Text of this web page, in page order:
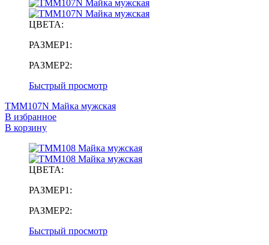
ЦВЕТА:
РАЗМЕР1:
РАЗМЕР2:
Быстрый просмотр
TMM107N Майка мужская
В избранное
В корзину
ЦВЕТА:
РАЗМЕР1:
РАЗМЕР2:
Быстрый просмотр